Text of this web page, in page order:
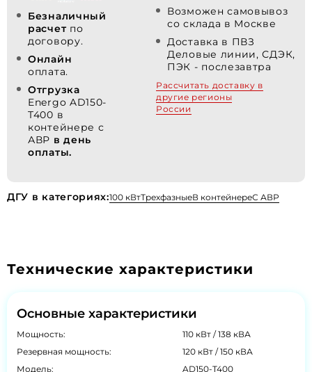
Безналичный
расчет по
договору.
Онлайн
оплата.
Отгрузка
Energo AD150-
T400 в
контейнере с
АВР в день
оплаты.
Возможен самовывоз
со склада в Москве
Доставка в ПВЗ
Деловые линии, СДЭК,
ПЭК - послезавтра
Рассчитать доставку в
другие регионы
России
ДГУ в категориях:100 кВтТрехфазныеВ контейнереС АВР
Технические характеристики
Основные характеристики
Мощность:
110 кВт / 138 кВА
Резервная мощность:
120 кВт / 150 кВА
Модель:
AD150-T400